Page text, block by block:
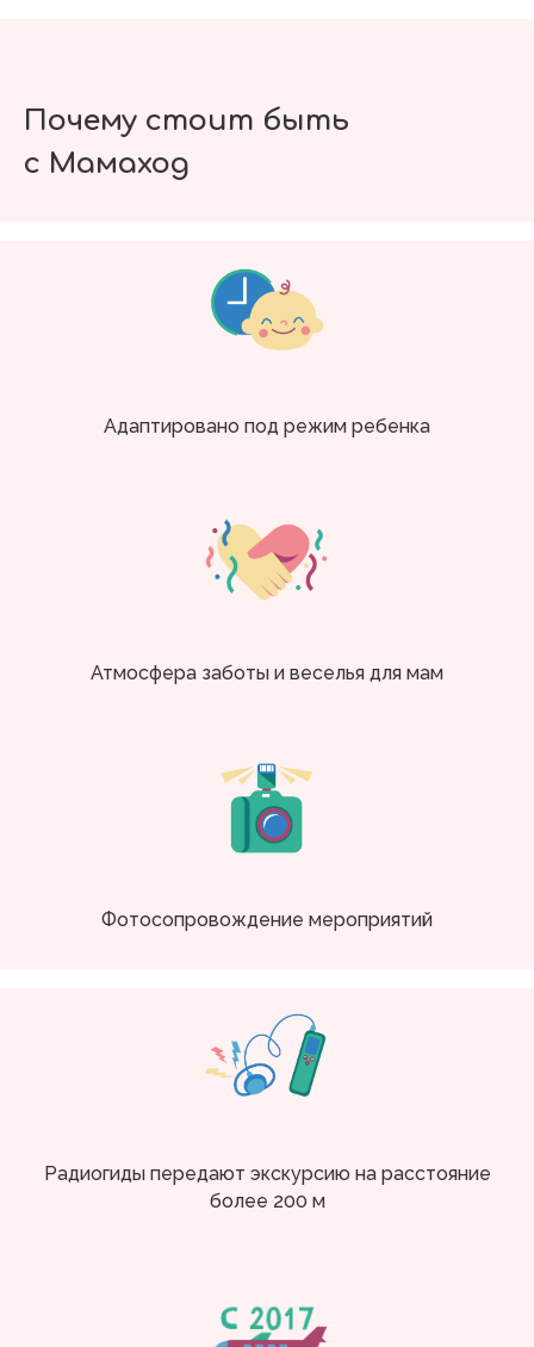
Почему стоит быть
с Мамаход
Адаптировано под режим ребенка
Атмосфера заботы и веселья для мам
Фотосопровождение мероприятий
Радиогиды передают экскурсию на расстояние
более 200 м